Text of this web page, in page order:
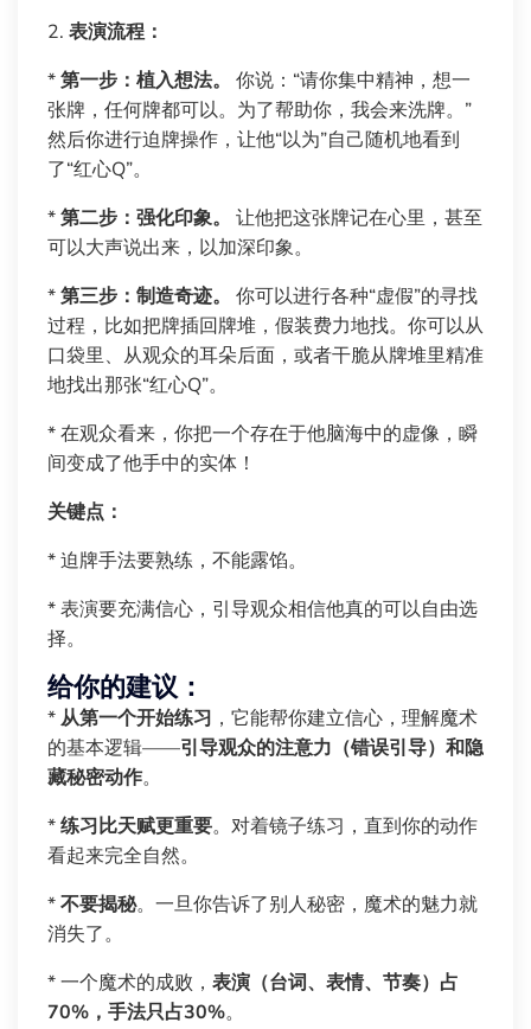
2. 表演流程：
*第一步：植入想法。
你说：“请你集中精神，想一
张牌，任何牌都可以。为了帮助你，我会来洗牌。”
然后你进行迫牌操作，让他“以为”自己随机地看到
了“红心Q”。
*第二步：强化印象。
让他把这张牌记在心里，甚至
可以大声说出来，以加深印象。
*第三步：制造奇迹。
你可以进行各种“虚假”的寻找
过程，比如把牌插回牌堆，假装费力地找。你可以从
口袋里、从观众的耳朵后面，或者干脆从牌堆里精准
地找出那张“红心Q”。
* 在观众看来，你把一个存在于他脑海中的虚像，瞬
间变成了他手中的实体！
关键点：
* 迫牌手法要熟练，不能露馅。
* 表演要充满信心，引导观众相信他真的可以自由选
择。
给你的建议：
*从第一个开始练习 ，它能帮你建立信心，理解魔术
的基本逻辑——引导观众的注意力（错误引导）和隐
藏秘密动作。
*练习比天赋更重要。对着镜子练习，直到你的动作
看起来完全自然。
*不要揭秘。一旦你告诉了别人秘密，魔术的魅力就
消失了。
* 一个魔术的成败， 表演（台词、表情、节奏）占
70%，手法只占30%。